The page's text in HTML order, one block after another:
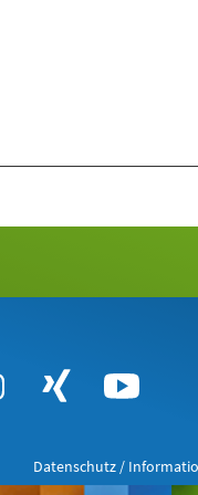
Datenschutz /